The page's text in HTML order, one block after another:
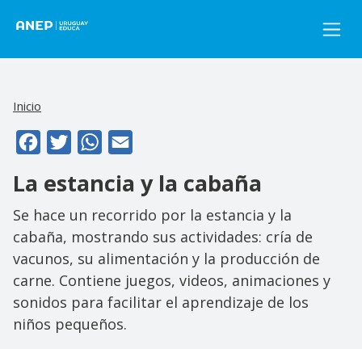
Inicio
FacebookTwitterWhatsApp
La estancia y la cabaña
Se hace un recorrido por la estancia y la
cabaña, mostrando sus actividades: cría de
vacunos, su alimentación y la producción de
carne. Contiene juegos, videos, animaciones y
sonidos para facilitar el aprendizaje de los
niños pequeños.